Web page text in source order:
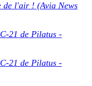
de l'air ! (Avia News
21 de Pilatus -
21 de Pilatus -